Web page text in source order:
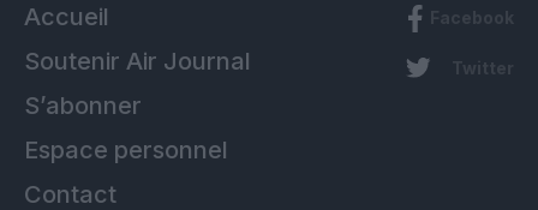
Accueil
Soutenir Air Journal
S’abonner
Espace personnel
Contact